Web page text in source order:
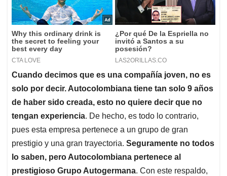
Cuando decimos que es una compañía joven, no es
solo por decir. Autocolombiana tiene tan solo 9 años
de haber sido creada, esto no quiere decir que no
tengan experiencia. De hecho, es todo lo contrario,
pues esta empresa pertenece a un grupo de gran
prestigio y una gran trayectoria. Seguramente no todos
lo saben, pero Autocolombiana pertenece al
prestigioso Grupo Autogermana. Con este respaldo,